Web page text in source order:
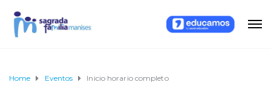
Home Eventos Inicio horario completo